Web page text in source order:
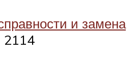
и замена
2114